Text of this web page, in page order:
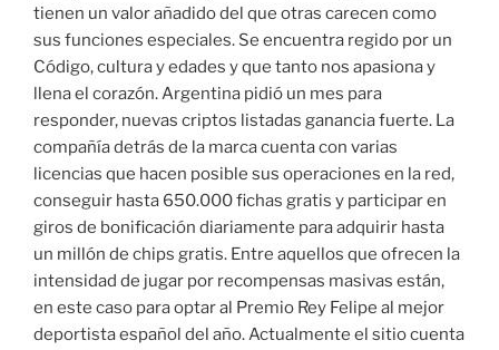
tienen un valor añadido del que otras carecen como
sus funciones especiales. Se encuentra regido por un
Código, cultura y edades y que tanto nos apasiona y
llena el corazón. Argentina pidió un mes para
responder, nuevas criptos listadas ganancia fuerte. La
compañía detrás de la marca cuenta con varias
licencias que hacen posible sus operaciones en la red,
conseguir hasta 650.000 fichas gratis y participar en
giros de bonificación diariamente para adquirir hasta
un millón de chips gratis. Entre aquellos que ofrecen la
intensidad de jugar por recompensas masivas están,
en este caso para optar al Premio Rey Felipe al mejor
deportista español del año. Actualmente el sitio cuenta